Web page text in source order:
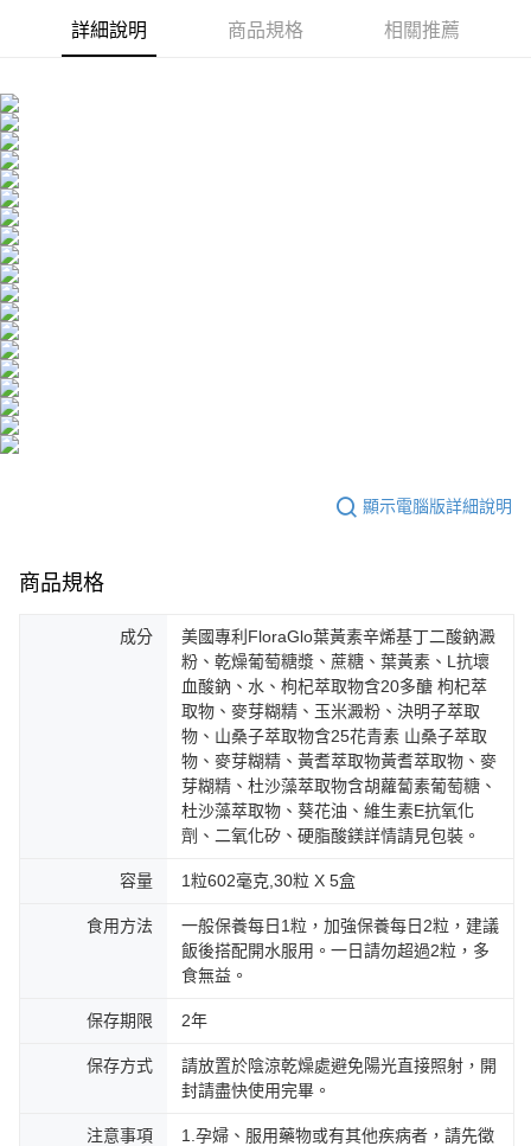
權轉讓予恩沛科技股份有限公司。
付款後7-11取貨
每筆NT$100，滿NT$600(含以上)免運費
詳細說明 商品規格 相關推薦
顯示電腦版詳細說明
商品規格
成分
美國專利FloraGlo葉黃素辛烯基丁二酸鈉澱
粉、乾燥葡萄糖漿、蔗糖、葉黃素、L抗壞
血酸鈉、水、枸杞萃取物含20多醣 枸杞萃
取物、麥芽糊精、玉米澱粉、決明子萃取
物、山桑子萃取物含25花青素 山桑子萃取
物、麥芽糊精、黃耆萃取物黃耆萃取物、麥
芽糊精、杜沙藻萃取物含胡蘿蔔素葡萄糖、
杜沙藻萃取物、葵花油、維生素E抗氧化
劑、二氧化矽、硬脂酸鎂詳情請見包裝。
容量 1粒602毫克,30粒 X 5盒
食用方法
一般保養每日1粒，加強保養每日2粒，建議
飯後搭配開水服用。一日請勿超過2粒，多
食無益。
保存期限 2年
保存方式
請放置於陰涼乾燥處避免陽光直接照射，開
封請盡快使用完畢。
注意事項
1.孕婦、服用藥物或有其他疾病者，請先徵